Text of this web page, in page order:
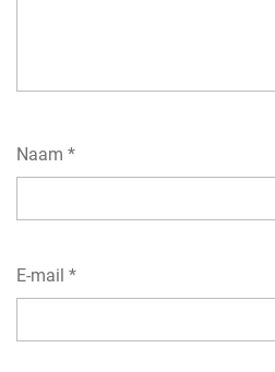
Naam *
E-mail *